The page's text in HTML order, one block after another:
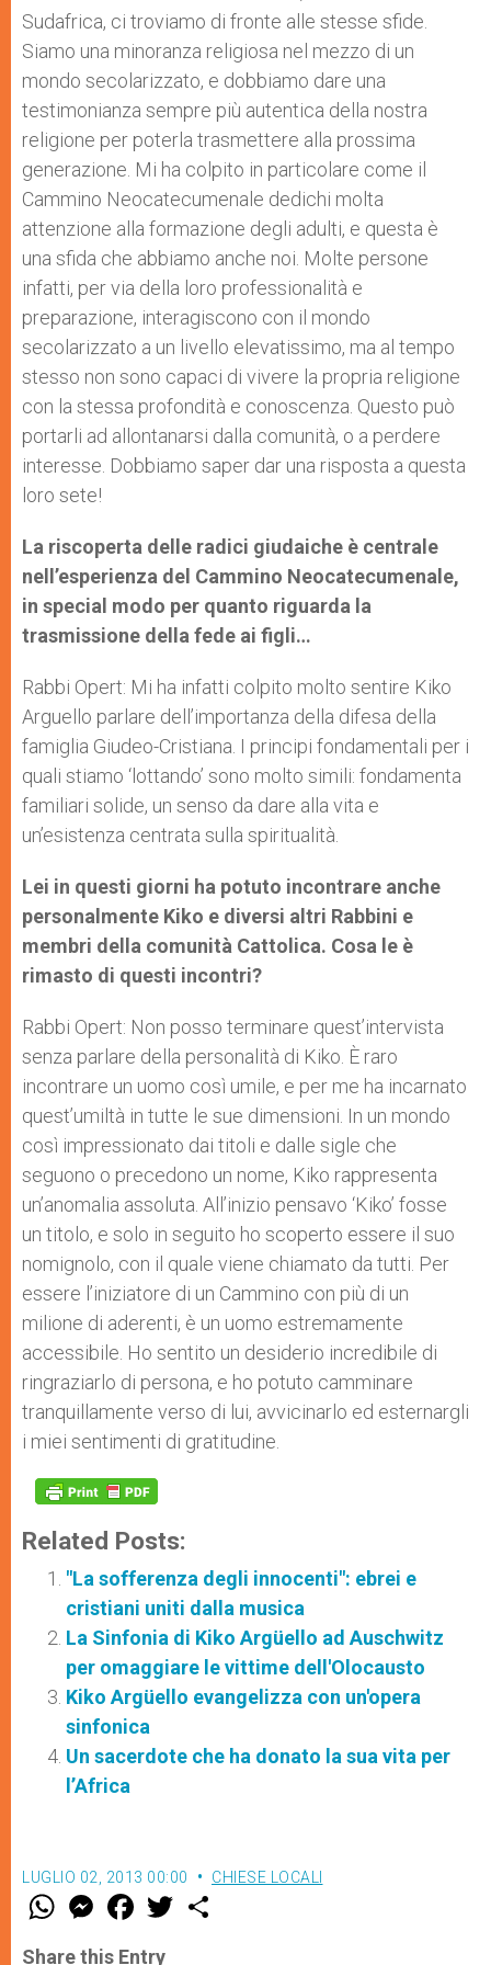
Sudafrica, ci troviamo di fronte alle stesse sfide.
Siamo una minoranza religiosa nel mezzo di un
mondo secolarizzato, e dobbiamo dare una
testimonianza sempre più autentica della nostra
religione per poterla trasmettere alla prossima
generazione. Mi ha colpito in particolare come il
Cammino Neocatecumenale dedichi molta
attenzione alla formazione degli adulti, e questa è
una sfida che abbiamo anche noi. Molte persone
infatti, per via della loro professionalità e
preparazione, interagiscono con il mondo
secolarizzato a un livello elevatissimo, ma al tempo
stesso non sono capaci di vivere la propria religione
con la stessa profondità e conoscenza. Questo può
portarli ad allontanarsi dalla comunità, o a perdere
interesse. Dobbiamo saper dar una risposta a questa
loro sete!
La riscoperta delle radici giudaiche è centrale
nell’esperienza del Cammino Neocatecumenale,
in special modo per quanto riguarda la
trasmissione della fede ai figli…
Rabbi Opert: Mi ha infatti colpito molto sentire Kiko
Arguello parlare dell’importanza della difesa della
famiglia Giudeo-Cristiana. I principi fondamentali per i
quali stiamo ‘lottando’ sono molto simili: fondamenta
familiari solide, un senso da dare alla vita e
un’esistenza centrata sulla spiritualità.
Lei in questi giorni ha potuto incontrare anche
personalmente Kiko e diversi altri Rabbini e
membri della comunità Cattolica. Cosa le è
rimasto di questi incontri?
Rabbi Opert: Non posso terminare quest’intervista
senza parlare della personalità di Kiko. È raro
incontrare un uomo così umile, e per me ha incarnato
quest’umiltà in tutte le sue dimensioni. In un mondo
così impressionato dai titoli e dalle sigle che
seguono o precedono un nome, Kiko rappresenta
un’anomalia assoluta. All’inizio pensavo ‘Kiko’ fosse
un titolo, e solo in seguito ho scoperto essere il suo
nomignolo, con il quale viene chiamato da tutti. Per
essere l’iniziatore di un Cammino con più di un
milione di aderenti, è un uomo estremamente
accessibile. Ho sentito un desiderio incredibile di
ringraziarlo di persona, e ho potuto camminare
tranquillamente verso di lui, avvicinarlo ed esternargli
i miei sentimenti di gratitudine.
Related Posts:
"La sofferenza degli innocenti": ebrei e
cristiani uniti dalla musica
La Sinfonia di Kiko Argüello ad Auschwitz
per omaggiare le vittime dell'Olocausto
Kiko Argüello evangelizza con un'opera
sinfonica
Un sacerdote che ha donato la sua vita per
l’Africa
LUGLIO 02, 2013 00:00 CHIESE LOCALI
W
t
M
e
s
F
a
e
w
Share this Entry